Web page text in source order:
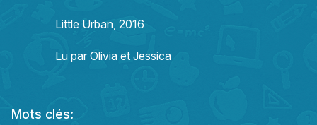
Little Urban, 2016
Lu par Olivia et Jessica
Mots clés: